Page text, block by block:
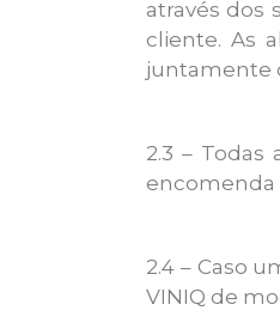
através dos
cliente. As
juntamente
2.3 –
encomenda
2.4 – Caso
VINIQ de